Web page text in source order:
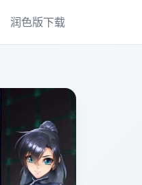
润色版下载